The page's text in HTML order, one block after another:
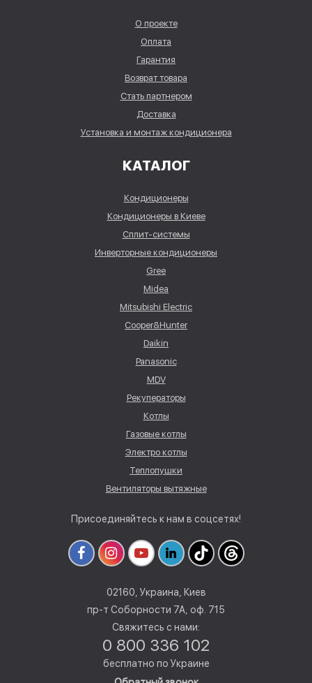
О проекте
Оплата
Гарантия
Возврат товара
Стать партнером
Доставка
Установка и монтаж кондиционера
КАТАЛОГ
Кондиционеры
Кондиционеры в Киеве
Сплит-системы
Инверторные кондиционеры
Gree
Midea
Mitsubishi Electric
Cooper&Hunter
Daikin
Panasonic
MDV
Рекуператоры
Котлы
Газовые котлы
Электро котлы
Теплопушки
Вентиляторы вытяжные
Присоединяйтесь к нам в соцсетях!
02160, Украина, Киев
пр-т Соборности 7А, оф. 715
Свяжитесь с нами:
0 800 336 102
бесплатно по Украине